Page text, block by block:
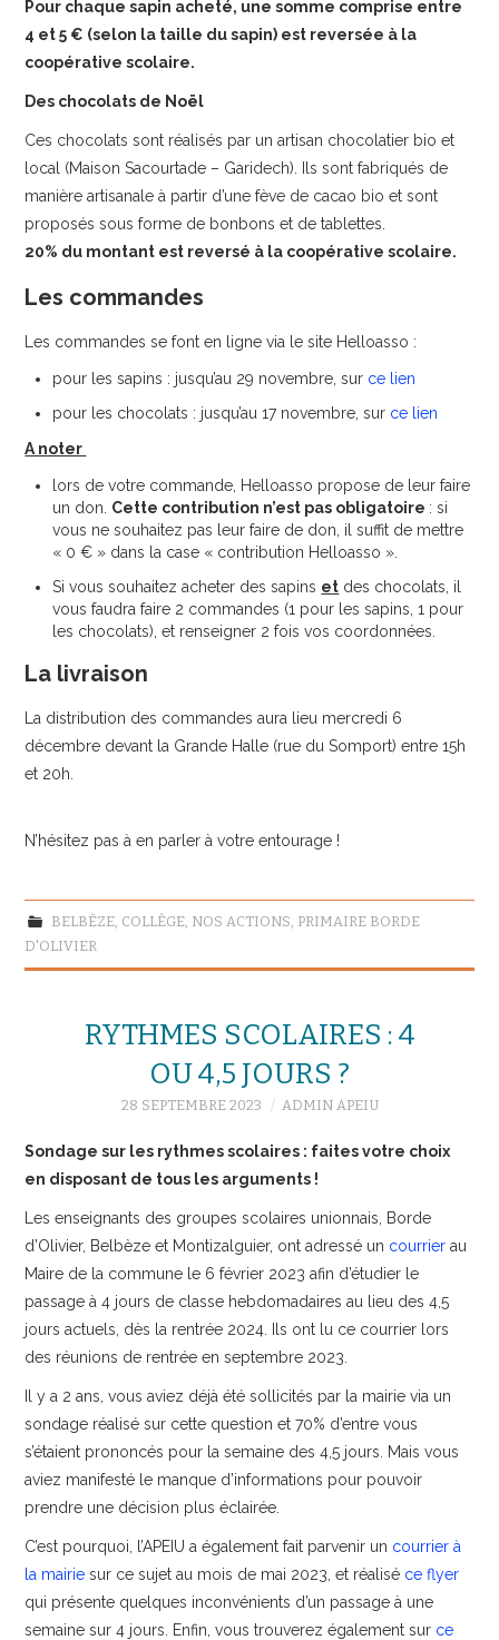
Pour chaque sapin acheté, une somme comprise entre
4 et 5 € (selon la taille du sapin) est reversée à la
coopérative scolaire.
Des chocolats de Noël
Ces chocolats sont réalisés par un artisan chocolatier bio et
local (Maison Sacourtade – Garidech). Ils sont fabriqués de
manière artisanale à partir d’une fève de cacao bio et sont
proposés sous forme de bonbons et de tablettes.
20% du montant est reversé à la coopérative scolaire.
Les commandes
Les commandes se font en ligne via le site Helloasso :
pour les sapins : jusqu’au 29 novembre, sur ce lien
pour les chocolats : jusqu’au 17 novembre, sur ce lien
A noter
lors de votre commande, Helloasso propose de leur faire
un don. Cette contribution n’est pas obligatoire : si
vous ne souhaitez pas leur faire de don, il suffit de mettre
« 0 € » dans la case « contribution Helloasso ».
Si vous souhaitez acheter des sapins et des chocolats, il
vous faudra faire 2 commandes (1 pour les sapins, 1 pour
les chocolats), et renseigner 2 fois vos coordonnées.
La livraison
La distribution des commandes aura lieu mercredi 6
décembre devant la Grande Halle (rue du Somport) entre 15h
et 20h.
N’hésitez pas à en parler à votre entourage !
BELBÈZE, COLLÈGE, NOS ACTIONS, PRIMAIRE BORDE
D'OLIVIER
RYTHMES SCOLAIRES : 4
OU 4,5 JOURS ?
28 SEPTEMBRE 2023 ADMIN APEIU
Sondage sur les rythmes scolaires : faites votre choix
en disposant de tous les arguments !
Les enseignants des groupes scolaires unionnais, Borde
d’Olivier, Belbèze et Montizalguier, ont adressé un courrier au
Maire de la commune le 6 février 2023 afin d’étudier le
passage à 4 jours de classe hebdomadaires au lieu des 4,5
jours actuels, dès la rentrée 2024. Ils ont lu ce courrier lors
des réunions de rentrée en septembre 2023.
Il y a 2 ans, vous aviez déjà été sollicités par la mairie via un
sondage réalisé sur cette question et 70% d’entre vous
s’étaient prononcés pour la semaine des 4,5 jours. Mais vous
aviez manifesté le manque d’informations pour pouvoir
prendre une décision plus éclairée.
C’est pourquoi, l’APEIU a également fait parvenir un courrier à
la mairie sur ce sujet au mois de mai 2023, et réalisé ce flyer
qui présente quelques inconvénients d’un passage à une
semaine sur 4 jours. Enfin, vous trouverez également sur ce